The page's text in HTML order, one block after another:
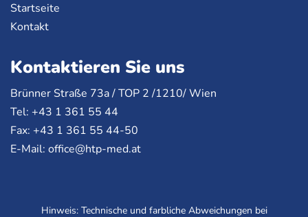
Startseite
Kontakt
Kontaktieren Sie uns
Brünner Straße 73a /TOP 2 /1210/ Wien
Tel: +43 1 361 55 44
Fax: +43 1 361 55 44-50
E-Mail: office@htp-med.at
Hinweis: Technische und farbliche Abweichungen bei